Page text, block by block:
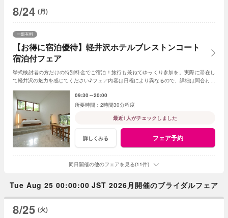
8/24 (月)
【お得に宿泊優待】軽井沢ホテルブレストンコート
宿泊付フェア
一部有料
挙式検討者の方だけの特別料金でご宿泊！旅行も兼ねてゆっくり参加を。実際に滞在し
て軽井沢の魅力を感じてください♪フェア内容は日程により異なるので、詳細は問合わせ
09:30～20:00
2時間30分程度
最近1人がチェックしました
詳しくみる フェア予約
同日開催の他のフェアを見る(11件)
Tue Aug 25 00:00:00 JST 2026月開催のブライダルフェア
8/25 (火)